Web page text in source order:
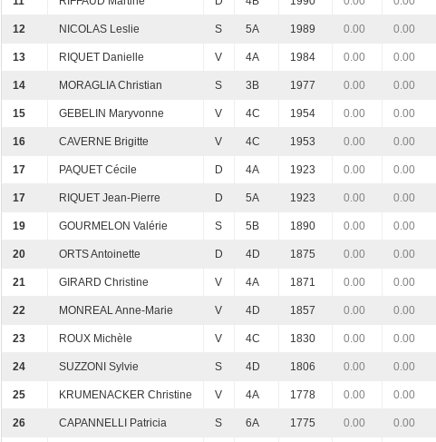
12 NICOLAS Leslie S 5A 1989 0.00 0.00
13 RIQUET Danielle V 4A 1984 0.00 0.00
14 MORAGLIA Christian S 3B 1977 0.00 0.00
15 GEBELIN Maryvonne V 4C 1954 0.00 0.00
16 CAVERNE Brigitte V 4C 1953 0.00 0.00
17 PAQUET Cécile D 4A 1923 0.00 0.00
17 RIQUET Jean-Pierre D 5A 1923 0.00 0.00
19 GOURMELON Valérie S 5B 1890 0.00 0.00
20 ORTS Antoinette D 4D 1875 0.00 0.00
21 GIRARD Christine V 4A 1871 0.00 0.00
22 MONREAL Anne-Marie V 4D 1857 0.00 0.00
23 ROUX Michèle V 4C 1830 0.00 0.00
24 SUZZONI Sylvie S 4D 1806 0.00 0.00
25 KRUMENACKER Christine V 4A 1778 0.00 0.00
26 CAPANNELLI Patricia S 6A 1775 0.00 0.00